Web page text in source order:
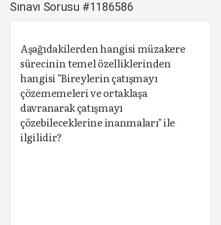
Sınavı Sorusu #1186586
Aşağıdakilerden hangisi müzakere
sürecinin temel özelliklerinden
hangisi "Bireylerin çatışmayı
çözememeleri ve ortaklaşa
davranarak çatışmayı
çözebileceklerine inanmaları" ile
ilgilidir?